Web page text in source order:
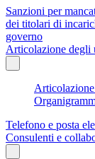
Sanzioni per
dei titolari di
governo
Articolazione degli
Telefono e posta
Consulenti e